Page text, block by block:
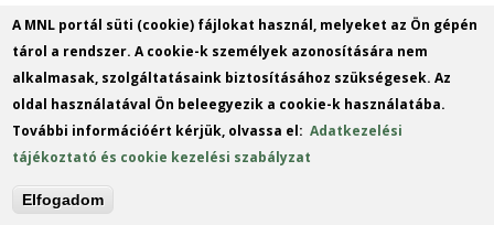
MNL Szabolcs-Szatmár-Bereg
Vármegyei Levéltára
Cím: 4400 Nyíregyháza, Széchenyi u. 4.
Telefon: +36 42 414 313
A MNL portál süti (cookie) fájlokat használ, melyeket az Ön gépén
tárol a rendszer. A cookie-k személyek azonosítására nem
alkalmasak, szolgáltatásaink biztosításához szükségesek. Az
oldal használatával Ön beleegyezik a cookie-k használatába.
További információért kérjük, olvassa el:Adatkezelési
tájékoztató és cookie kezelési szabályzat
Elfogadom